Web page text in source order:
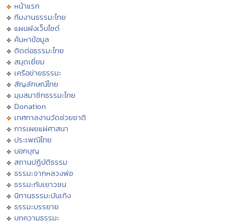
หน้าแรก
ทีมงานธรรมะไทย
แผนผังเว็บไซต์
ค้นหาข้อมูล
ติดต่อธรรมะไทย
สมุดเยี่ยม
เครือข่ายธรรมะ
สัญลักษณ์ไทย
มุมสมาชิกธรรมะไทย
Donation
เทศกาลงานวัดช่วยชาติ
การเผยแผ่ศาสนา
ประเพณีไทย
บอกบุญ
สถานปฏิบัติธรรม
ธรรมะจากหลวงพ่อ
ธรรมะกับเยาวชน
นิทานธรรมะบันเทิง
ธรรมะบรรยาย
บทความธรรมะ